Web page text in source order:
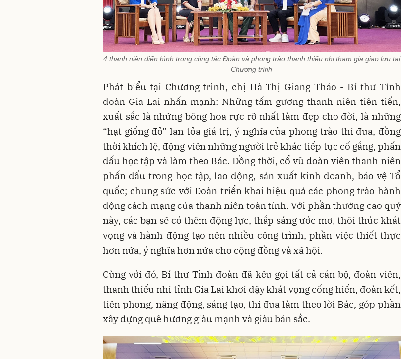
4 thanh niên điển hình trong công tác Đoàn và phong trào thanh thiếu nhi tham gia giao lưu tại
Chương trình
Phát biểu tại Chương trình, chị Hà Thị Giang Thảo - Bí thư Tỉnh
đoàn Gia Lai nhấn mạnh: Những tấm gương thanh niên tiên tiến,
xuất sắc là những bông hoa rực rỡ nhất làm đẹp cho đời, là những
“hạt giống đỏ” lan tỏa giá trị, ý nghĩa của phong trào thi đua, đồng
thời khích lệ, động viên những người trẻ khác tiếp tục cố gắng, phấn
đấu học tập và làm theo Bác. Đồng thời, cổ vũ đoàn viên thanh niên
phấn đấu trong học tập, lao động, sản xuất kinh doanh, bảo vệ Tổ
quốc; chung sức với Đoàn triển khai hiệu quả các phong trào hành
động cách mạng của thanh niên toàn tỉnh. Với phần thưởng cao quý
này, các bạn sẽ có thêm động lực, thắp sáng ước mơ, thôi thúc khát
vọng và hành động tạo nên nhiều công trình, phần việc thiết thực
hơn nữa, ý nghĩa hơn nữa cho cộng đồng và xã hội.
Cùng với đó, Bí thư Tỉnh đoàn đã kêu gọi tất cả cán bộ, đoàn viên,
thanh thiếu nhi tỉnh Gia Lai khơi dậy khát vọng cống hiến, đoàn kết,
tiên phong, năng động, sáng tạo, thi đua làm theo lời Bác, góp phần
xây dựng quê hương giàu mạnh và giàu bản sắc.